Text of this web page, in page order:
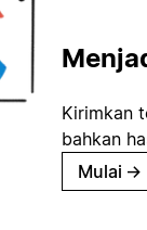
Kirimkan
bahkan
Mulai →